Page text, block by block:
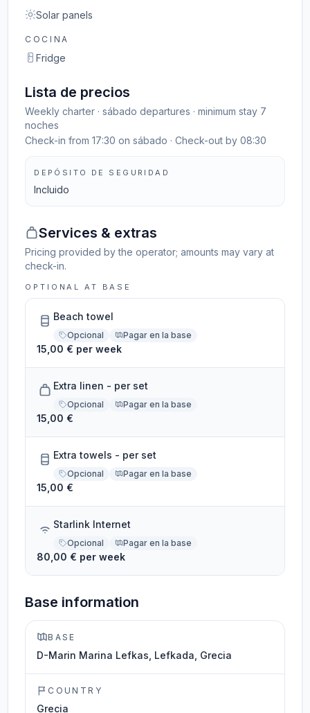
Solar panels
COCINA
Fridge
Lista de precios
Weekly charter · sábado departures · minimum stay 7
noches
Check-in from 17:30 on sábado · Check-out by 08:30
DEPÓSITO DE SEGURIDAD
Incluido
Services & extras
Pricing provided by the operator; amounts may vary at
check-in.
OPTIONAL AT BASE
Beach towel
Opcional Pagar en la base
15,00 € per week
Extra linen - per set
Opcional Pagar en la base
15,00 €
Extra towels - per set
Opcional Pagar en la base
15,00 €
Starlink Internet
Opcional Pagar en la base
80,00 € per week
Base information
BASE
D-Marin Marina Lefkas, Lefkada, Grecia
COUNTRY
Grecia